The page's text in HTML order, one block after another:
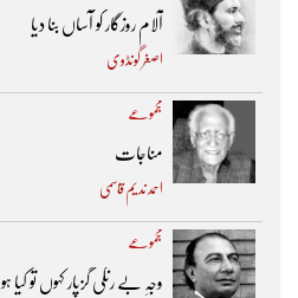
آلام روزگار کو آساں بنا دیا
اصغر گونڈوی
مجموعے
مناجات
احمد ندیم قاسمی
مجموعے
وجہِ بے رنگی گزپار کہوں تو کیا ہو